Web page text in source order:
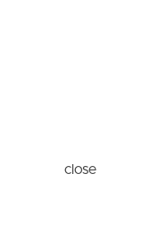
close